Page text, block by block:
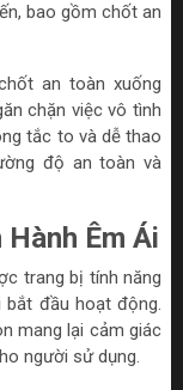
bao gồm chốt an
an toàn xuống
chặn việc vô tình
tắc to và dễ thao
độ an toàn và
Êm Ái
trang bị tính năng
đầu hoạt động.
mang lại cảm giác
người sử dụng.